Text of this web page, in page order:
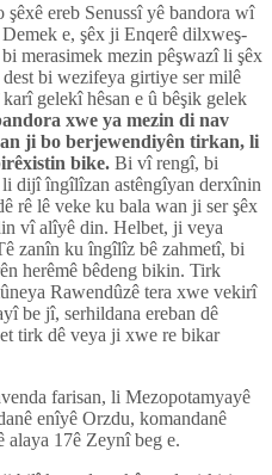
ereb Senussî yê bandora wî
e, şêx ji Enqerê dilxweş-
merasimek mezin pêşwazî li şêx
bi wezifeya girtiye ser milê
gelekî hêsan e û bêşik gelek
xwe ya mezin di nav
ji bo berjewendiyên tirkan, li
bike. Bi vî rengî, bi
dijî îngîlîzan astêngîyan derxînin
rê lê veke ku bala wan ji ser şêx
vî alîyê din. Helbet, ji veya
zanîn ku îngîlîz bê zahmetî, bi
herêmê bêdeng bikin. Tirk
Rawendûzê tera xwe vekirî
be jî, serhildana ereban dê
tirk dê veya ji xwe re bikar
farisan, li Mezopotamyayê
enîyê Orzdu, komandanê
alaya 17ê Zeynî beg e.